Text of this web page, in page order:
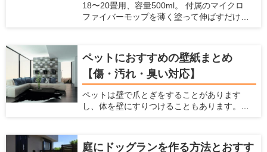
18〜20畳用、容量500ml。 付属のマイクロ
ファイバーモップを薄く塗って伸ばすだけで
す。また、床・壁・家具のキズ・汚れを防止
できます。 ナノコンポジット技術による「ガ
ラスの薄膜」が、床・壁・家具などの表面を
コーティング。塗るだけで床の滑りを防ぎ、
キズ・汚れから守ります。 従来品より防滑性
能30％向上。 メンテナンス不要で、長期間効
ペットにおすすめの壁紙まとめ
【傷・汚れ・臭い対応】
ペットは壁で爪とぎをすることがあります
し、体を壁にすりつけることもあります。ま
と、こういった行動によって壁に傷がついた
庭にドッグランを作る方法とおすす